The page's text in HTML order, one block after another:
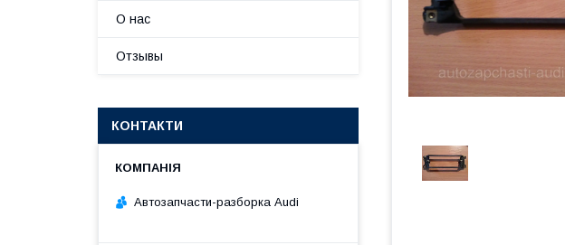
О нас
Отзывы
КОНТАКТИ
Автозапчасти-разборка Audi